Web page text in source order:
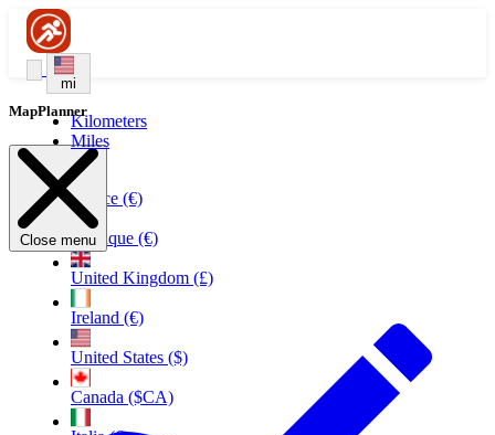
mi
Kilometers
Miles
France (€)
Belgique (€)
United Kingdom (£)
Ireland (€)
United States ($)
Canada ($CA)
MapPlanner
Close menu